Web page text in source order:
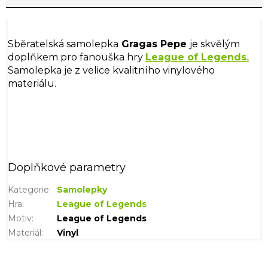
Sběratelská samolepka Gragas Pepe je skvělým
doplňkem pro fanouška hry League of Legends.
Samolepka je z velice kvalitního vinylového
materiálu.
Doplňkové parametry
Kategorie:
Samolepky
Hra:
League of Legends
Motiv:
League of Legends
Materiál: Vinyl